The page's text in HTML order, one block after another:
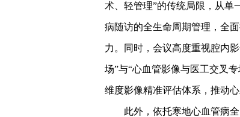
术、轻管理”的传统局限，从单
病随访的全生命周期管理，全
力。同时，会议高度重视腔内
场”与“心血管影像与医工交叉
维度影像精准评估体系，推动
此外，依托寒地心血管病